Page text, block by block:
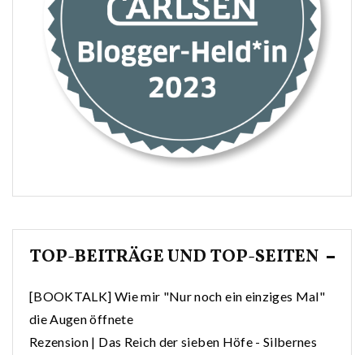
TOP-BEITRÄGE UND TOP-SEITEN
[BOOKTALK] Wie mir "Nur noch ein einziges Mal"
die Augen öffnete
Rezension | Das Reich der sieben Höfe - Silbernes